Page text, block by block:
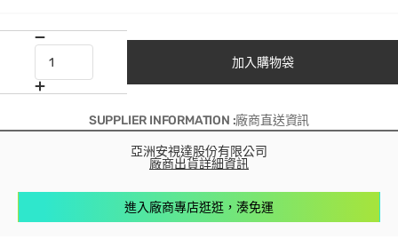
加入購物袋
SUPPLIER INFORMATION :廠商直送資訊
亞洲安視達股份有限公司
廠商出貨詳細資訊
進入廠商專店逛逛，湊免運